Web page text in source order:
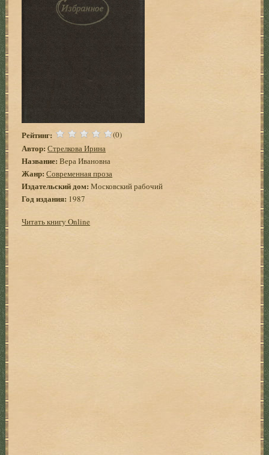
Рейтинг: (0)
Автор: Стрелкова Ирина
Название: Вера Ивановна
Жанр: Современная проза
Издательский дом: Московский рабочий
Год издания: 1987
Читать книгу Online